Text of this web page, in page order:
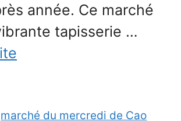
année. Ce marché
tapisserie …
marché du mercredi de Cao